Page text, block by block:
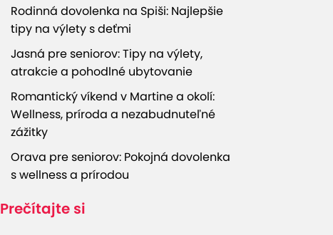
Rodinná dovolenka na Spiši: Najlepšie
tipy na výlety s deťmi
Jasná pre seniorov: Tipy na výlety,
atrakcie a pohodlné ubytovanie
Romantický víkend v Martine a okolí:
Wellness, príroda a nezabudnuteľné
zážitky
Orava pre seniorov: Pokojná dovolenka
s wellness a prírodou
Prečítajte si